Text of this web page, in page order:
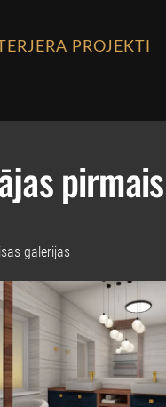
PROJEKTI
galerijas